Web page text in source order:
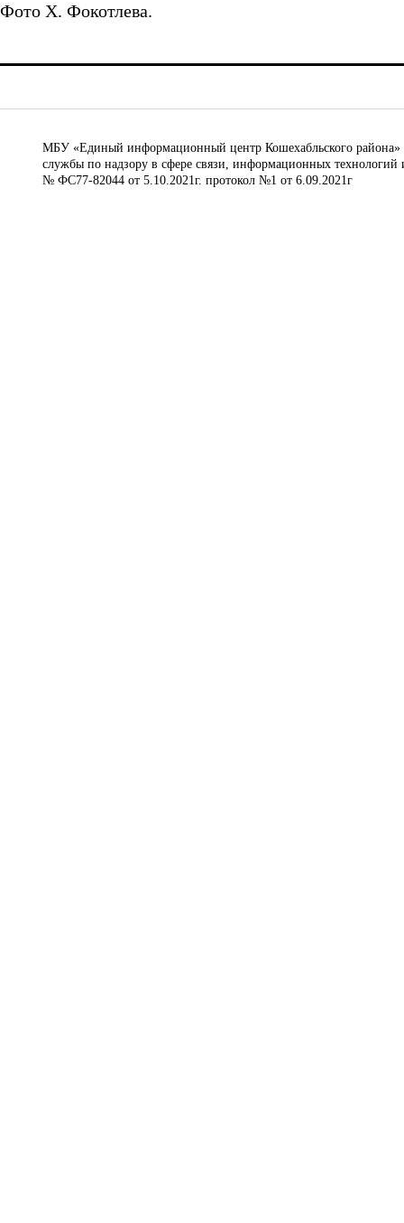
Фото Х. Фокотлева.
МБУ «Единый информационный центр Кошехабльского района»
службы по надзору в сфере связи, информационных
№ ФС77-82044 от 5.10.2021г. протокол №1 от 6.09.2021г